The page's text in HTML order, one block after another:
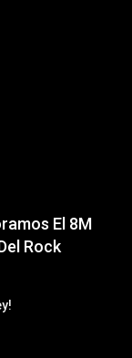
El 8M
Rock